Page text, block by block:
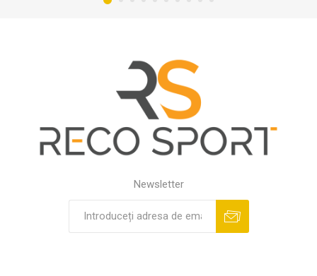
Newsletter